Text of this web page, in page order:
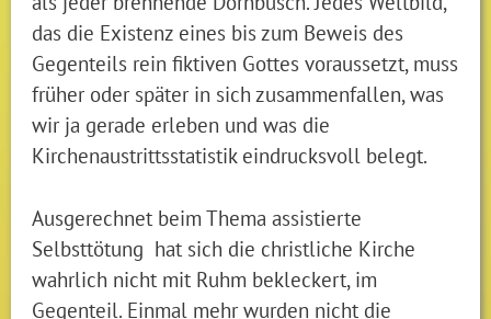
das die Existenz eines bis zum Beweis des
Gegenteils rein fiktiven Gottes voraussetzt, muss
früher oder später in sich zusammenfallen, was
wir ja gerade erleben und was die
Kirchenaustrittsstatistik eindrucksvoll belegt.
Ausgerechnet beim Thema assistierte
Selbsttötung hat sich die christliche Kirche
wahrlich nicht mit Ruhm bekleckert, im
Gegenteil. Einmal mehr wurden nicht die